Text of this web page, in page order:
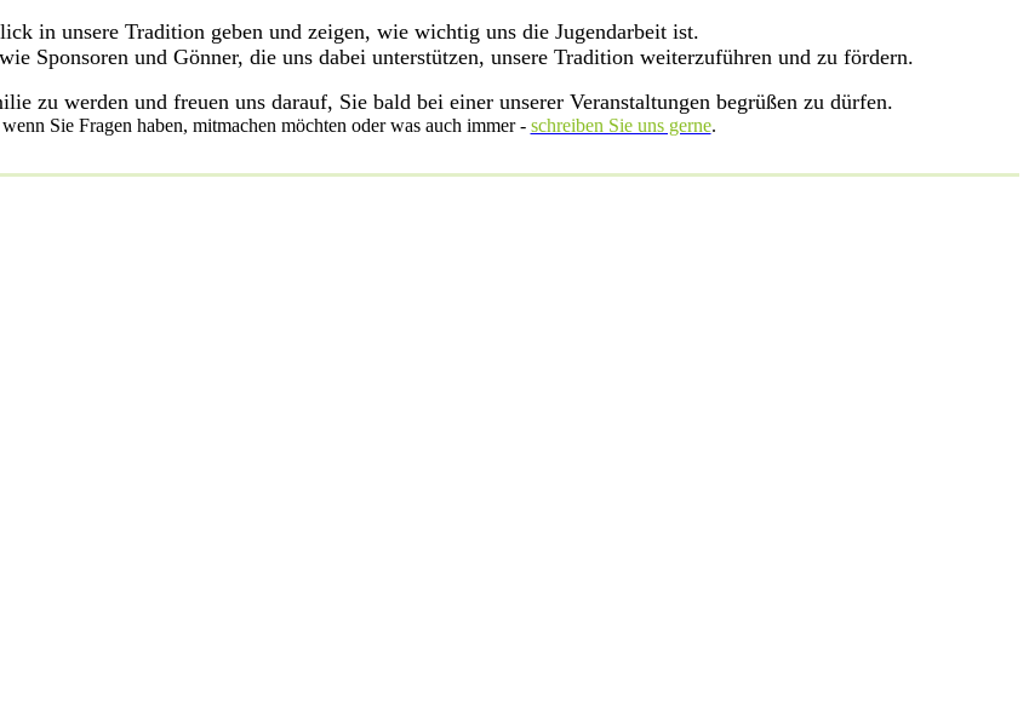
in unsere Tradition geben und zeigen, wie wichtig uns die Jugendarbeit ist.
Sponsoren und Gönner, die uns dabei unterstützen, unsere Tradition weiterzuführen und zu fördern.
zu werden und freuen uns darauf, Sie bald bei einer unserer Veranstaltungen begrüßen zu dürfen.
Sie Fragen haben, mitmachen möchten oder was auch immer - schreiben Sie uns gerne.